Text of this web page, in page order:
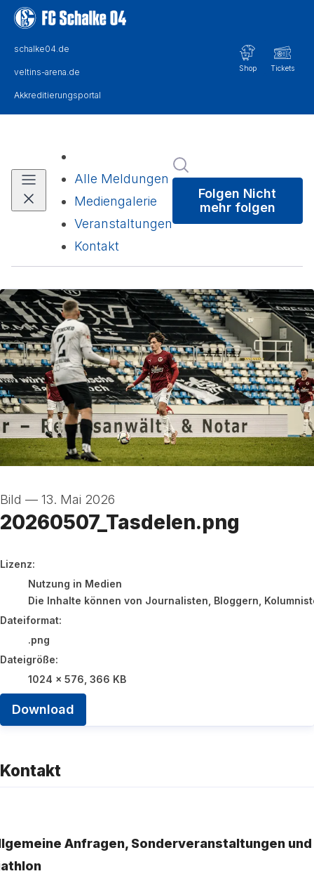
Alle Meldungen
Mediengalerie
Veranstaltungen
Kontakt
Folgen Nicht
mehr folgen
Bild — 13. Mai 2026
20260507_Tasdelen.png
go to media item
Lizenz:
Nutzung in Medien
Die Inhalte können von Journalisten, Bloggern,
Dateiformat:
.png
Dateigröße:
1024 x 576, 366 KB
Download
Kontakt
Anfragen, Sonderveranstaltungen und